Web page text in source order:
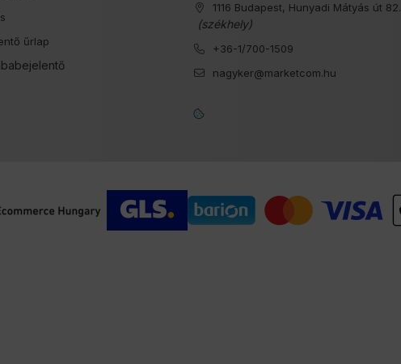
űrlap
1116 Budapest, Hunyadi Mátyás út 82.
(székhely)
+36-1/700-1509
nagyker@marketcom.hu